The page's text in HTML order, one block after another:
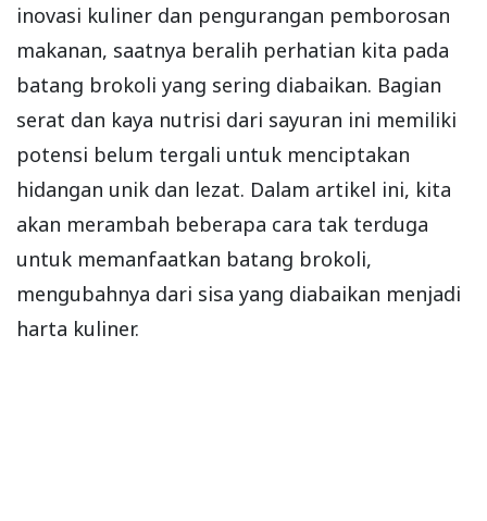
inovasi kuliner dan pengurangan pemborosan
makanan, saatnya beralih perhatian kita pada
batang brokoli yang sering diabaikan. Bagian
serat dan kaya nutrisi dari sayuran ini memiliki
potensi belum tergali untuk menciptakan
hidangan unik dan lezat. Dalam artikel ini, kita
akan merambah beberapa cara tak terduga
untuk memanfaatkan batang brokoli,
mengubahnya dari sisa yang diabaikan menjadi
harta kuliner.